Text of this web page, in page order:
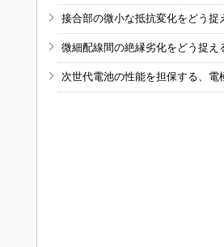
接合部の微小な抵抗変化をどう
微細配線間の絶縁劣化をどう捉
次世代電池の性能を担保する、